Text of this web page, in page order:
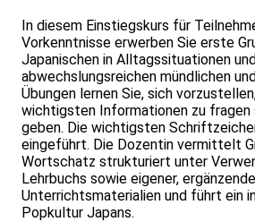
In diesem Einstiegskurs für
Vorkenntnisse erwerben Sie erste
Japanischen in Alltagssituationen
abwechslungsreichen mündlichen
Übungen lernen Sie, sich
wichtigsten Informationen zu fragen
geben. Die wichtigsten
eingeführt. Die Dozentin vermittelt
Wortschatz strukturiert unter
Lehrbuchs sowie eigener,
Unterrichtsmaterialien und führt ein
Popkultur Japans.